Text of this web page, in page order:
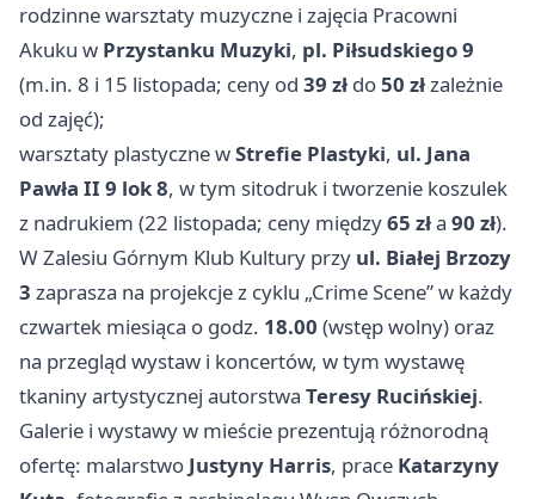
rodzinne warsztaty muzyczne i zajęcia Pracowni
Akuku w Przystanku Muzyki, pl. Piłsudskiego 9
(m.in. 8 i 15 listopada; ceny od 39 zł do50 złzależnie
od zajęć);
warsztaty plastyczne wStrefie Plastyki, ul. Jana
Pawła II 9 lok 8, w tym sitodruk i tworzenie koszulek
z nadrukiem (22 listopada; ceny między65 zła 90 zł).
W Zalesiu Górnym Klub Kultury przy ul. Białej Brzozy
3 zaprasza na projekcje z cyklu „Crime Scene” w każdy
czwartek miesiąca o godz. 18.00 (wstęp wolny) oraz
na przegląd wystaw i koncertów, w tym wystawę
tkaniny artystycznej autorstwa Teresy Rucińskiej.
Galerie i wystawy w mieście prezentują różnorodną
ofertę: malarstwo Justyny Harris, prace Katarzyny